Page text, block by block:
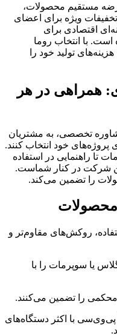
مستقیم محصولات،
ویژه برای اعضای
اقتصادی برای
است. با انتخاب روما
تولید خود را
همراهی در هر
تخصصی، به مشتریان
خود انتخاب کنند.
تا راهنمایی در استفاده
شرکت در کنار شماست.
را تضمین می‌کند.
محصولات
روکش‌های مقاوم‌تر و
یا سوپرمات را با
را تضمین می‌کنند.
با اکثر دستگاه‌های